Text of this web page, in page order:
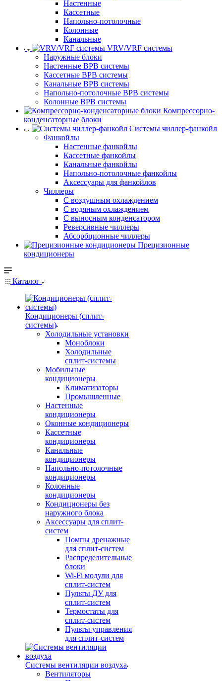
Настенные
Кассетные
Напольно-потолочные
Колонные
Канальные
VRV/VRF системы
Наружные блоки
Настенные ВРВ системы
Кассетные ВРВ системы
Канальные ВРВ системы
Напольно-потолочные ВРВ системы
Колонные ВРВ системы
Компрессорно-
конденсаторные блоки
Системы чиллер-фанкойл
Фанкойлы
Настенные фанкойлы
Кассетные фанкойлы
Канальные фанкойлы
Напольно-потолочные фанкойлы
Аксессуары для фанкойлов
Чиллеры
С воздушным охлаждением
С водяным охлаждением
С выносным конденсатором
Реверсивные чиллеры
Абсорбционные чиллеры
Прецизионные
кондиционеры
Каталог
Кондиционеры (сплит-
системы)
Холодильные установки
Моноблоки
Холодильные
сплит-системы
Мобильные
кондиционеры
Климатизаторы
Промышленные
Настенные
кондиционеры
Оконные кондиционеры
Кассетные
кондиционеры
Канальные
кондиционеры
Напольно-потолочные
кондиционеры
Колонные
кондиционеры
Кондиционеры без
наружного блока
Аксессуары для сплит-
систем
Помпы дренажные
для сплит-систем
Распределительные
блоки
Wi-Fi модули для
сплит-систем
Пульты ДУ для
сплит-систем
Термостаты для
сплит-систем
Пульты управления
для сплит-систем
Системы вентиляции воздуха
Вентиляторы